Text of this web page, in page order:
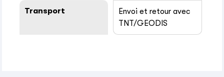
Transport
Envoi et retour avec
TNT/GEODIS